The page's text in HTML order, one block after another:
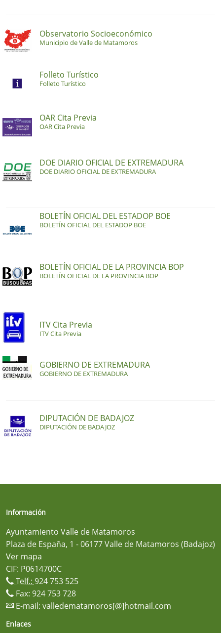
Observatorio Socioeconómico
Municipio de Valle de Matamoros
Folleto Turístico
Folleto Turístico
OAR Cita Previa
OAR Cita Previa
DOE DIARIO OFICIAL DE EXTREMADURA
DOE DIARIO OFICIAL DE EXTREMADURA
BOLETÍN OFICIAL DEL ESTADOP BOE
BOLETÍN OFICIAL DEL ESTADOP BOE
BOLETÍN OFICIAL DE LA PROVINCIA BOP
BOLETÍN OFICIAL DE LA PROVINCIA BOP
ITV Cita Previa
ITV Cita Previa
GOBIERNO DE EXTREMADURA
GOBIERNO DE EXTREMADURA
DIPUTACIÓN DE BADAJOZ
DIPUTACIÓN DE BADAJOZ
Información
Ayuntamiento Valle de Matamoros
Plaza de España, 1 - 06177 Valle de Matamoros (Badajoz)
Ver mapa
CIF: P0614700C
Telf.: 924 753 525
Fax: 924 753 728
E-mail: valledematamoros[@]hotmail.com
Enlaces